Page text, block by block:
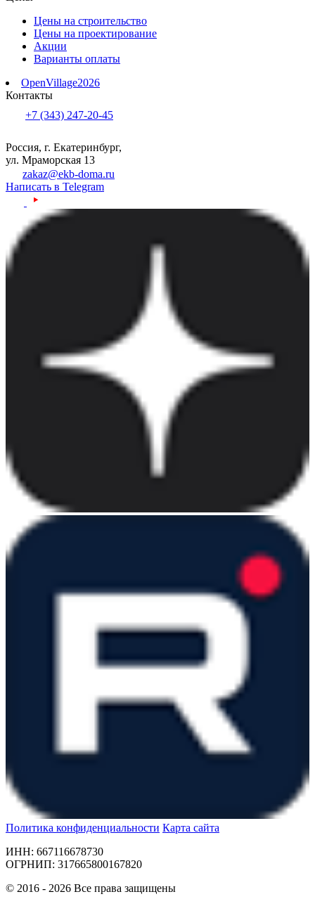
Цены на строительство
Цены на проектирование
Акции
Варианты оплаты
OpenVillage2026
Контакты
+7 (343) 247-20-45
Россия, г. Екатеринбург,
ул. Мраморская 13
zakaz@ekb-doma.ru
Написать в Telegram
Политика конфиденциальности Карта сайта
ИНН: 667116678730
ОГРНИП: 317665800167820
© 2016 - 2026 Все права защищены